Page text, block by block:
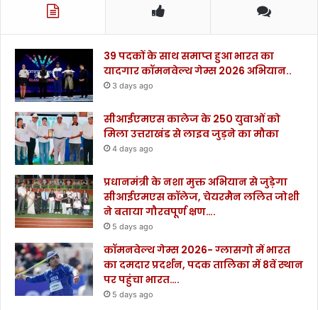
39 पदकों के साथ समाप्त हुआ भारत का
यादगार कॉमनवेल्थ गेम्स 2026 अभियान..
3 days ago
सीआईएमएस कालेज के 250 युवाओं को
मिला उत्तराखंड से लाइव जुड़ने का मौका
4 days ago
प्रधानमंत्री के नशा मुक्त अभियान से जुड़ेगा
सीआईएमएस कॉलेज, चेयरमैन ललित जोशी
ने बताया गौरवपूर्ण क्षण….
5 days ago
कॉमनवेल्थ गेम्स 2026- ग्लासगो में भारत
का दमदार प्रदर्शन, पदक तालिका में 8वें स्थान
पर पहुंचा भारत….
5 days ago